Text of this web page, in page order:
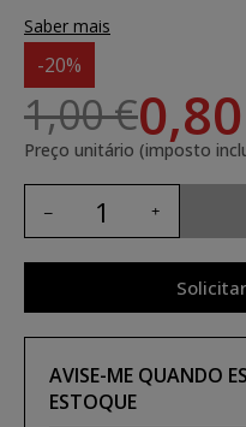
Saber mais
-20%
1,00 €
Preço unitário (imposto
AVISE-ME QUANDO
ESTOQUE